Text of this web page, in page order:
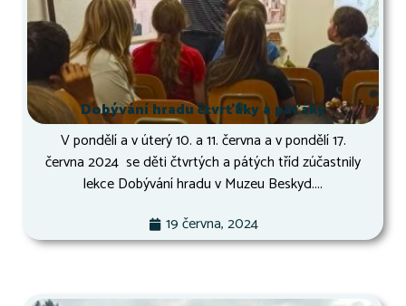
Dobývání hradu čtvrťáky a páťáky
V pondělí a v úterý 10. a 11. června a v pondělí 17.
června 2024 se děti čtvrtých a pátých tříd zúčastnily
lekce Dobývání hradu v Muzeu Beskyd....
19 června, 2024